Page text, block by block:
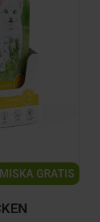
MISKA GRATIS